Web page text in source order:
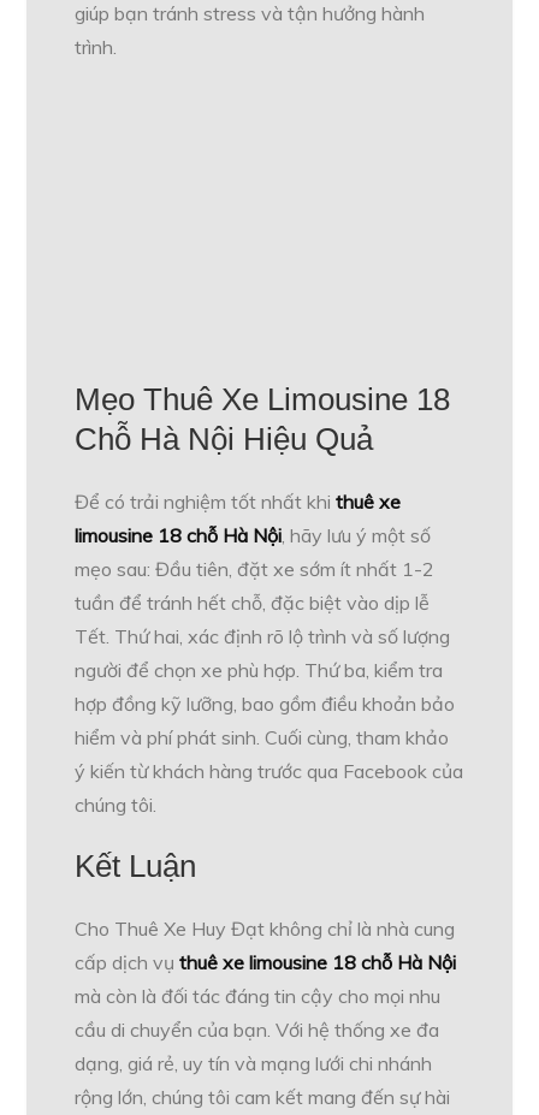
giúp bạn tránh stress và tận hưởng hành
trình.
Mẹo Thuê Xe Limousine 18
Chỗ Hà Nội Hiệu Quả
Để có trải nghiệm tốt nhất khithuê xe
limousine 18 chỗ Hà Nội, hãy lưu ý một số
mẹo sau: Đầu tiên, đặt xe sớm ít nhất 1-2
tuần để tránh hết chỗ, đặc biệt vào dịp lễ
Tết. Thứ hai, xác định rõ lộ trình và số lượng
người để chọn xe phù hợp. Thứ ba, kiểm tra
hợp đồng kỹ lưỡng, bao gồm điều khoản bảo
hiểm và phí phát sinh. Cuối cùng, tham khảo
ý kiến từ khách hàng trước qua Facebook của
chúng tôi.
Kết Luận
Cho Thuê Xe Huy Đạt không chỉ là nhà cung
cấp dịch vụthuê xe limousine 18 chỗ Hà Nội
mà còn là đối tác đáng tin cậy cho mọi nhu
cầu di chuyển của bạn. Với hệ thống xe đa
dạng, giá rẻ, uy tín và mạng lưới chi nhánh
rộng lớn, chúng tôi cam kết mang đến sự hài